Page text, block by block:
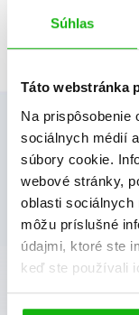
Súhlas
Táto webstránka
Na prispôsobenie
sociálnych médií
súbory cookie.
webové stránky,
oblasti sociálnych
môžu príslušné
údajmi, ktoré ste
keď ste používali
Zaujíma Vás,